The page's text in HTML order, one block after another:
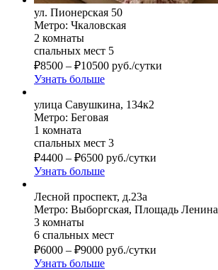
ул. Пионерская 50
Метро: Чкаловская
2 комнаты
спальных мест 5
₽8500 – ₽10500 руб./сутки
Узнать больше
улица Савушкина, 134к2
Метро: Беговая
1 комната
спальных мест 3
₽4400 – ₽6500 руб./сутки
Узнать больше
Лесной проспект, д.23а
Метро: Выборгская, Площадь Ленина
3 комнаты
6 спальных мест
₽6000 – ₽9000 руб./сутки
Узнать больше